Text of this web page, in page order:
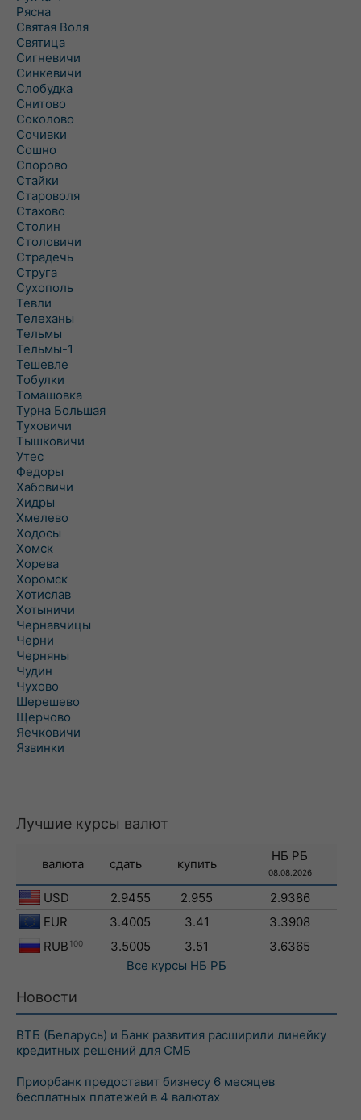
Рясна
Святая Воля
Святица
Сигневичи
Синкевичи
Слобудка
Снитово
Соколово
Сочивки
Сошно
Спорово
Стайки
Староволя
Стахово
Столин
Столовичи
Страдечь
Струга
Сухополь
Тевли
Телеханы
Тельмы
Тельмы-1
Тешевле
Тобулки
Томашовка
Турна Большая
Туховичи
Тышковичи
Утес
Федоры
Хабовичи
Хидры
Хмелево
Ходосы
Хомск
Хорева
Хоромск
Хотислав
Хотыничи
Чернавчицы
Черни
Черняны
Чудин
Чухово
Шерешево
Щерчово
Яечковичи
Язвинки
Лучшие курсы валют
валюта сдать купить
НБ РБ
08.08.2026
USD 2.9455 2.955
2.9386
EUR
3.4005 3.41
3.3908
RUB 100 3.5005 3.51
3.6365
Все курсы НБ РБ
Новости
ВТБ (Беларусь) и Банк развития расширили линейку
кредитных решений для СМБ
Приорбанк предоставит бизнесу 6 месяцев
бесплатных платежей в 4 валютах